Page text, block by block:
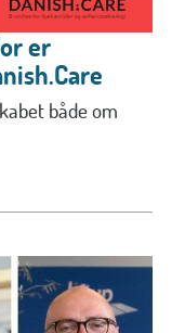
er
både om